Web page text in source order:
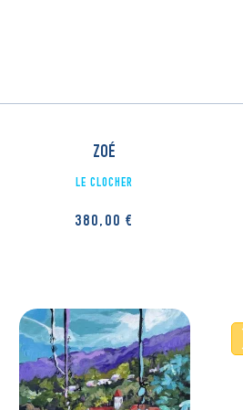
ZOÉ
LE CLOCHER
380,00 €